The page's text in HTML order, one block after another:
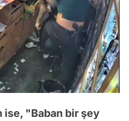
ise, "Baban bir şey